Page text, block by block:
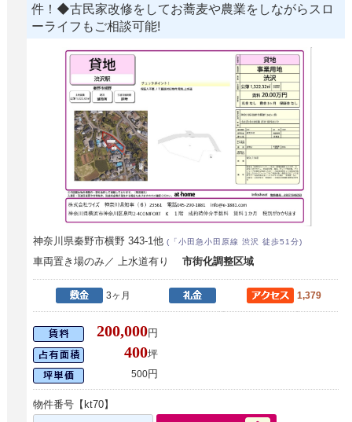
件！◆古民家改修をしてお蕎麦や農業をしながらスロ
ーライフもご相談可能!
神奈川県秦野市横野 343-1他(「小田急小田原線 渋沢 徒歩51分)
車両置き場のみ／ 上水道有り市街化調整区域
3ヶ月 1,379
200,000円
400坪
500円
物件番号【kt70】